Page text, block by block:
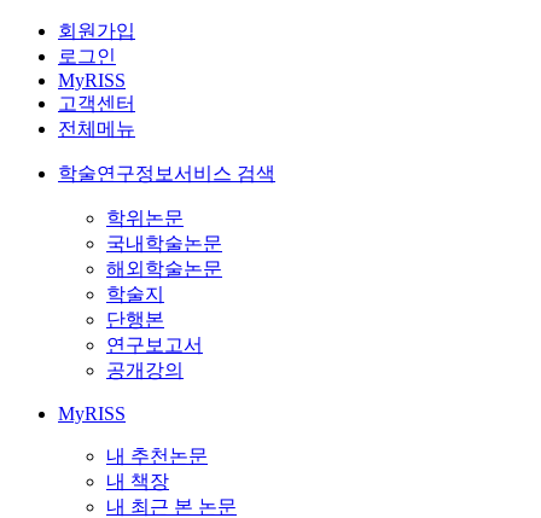
회원가입
로그인
MyRISS
고객센터
전체메뉴
학술연구정보서비스 검색
학위논문
국내학술논문
해외학술논문
학술지
단행본
연구보고서
공개강의
MyRISS
내 추천논문
내 책장
내 최근 본 논문